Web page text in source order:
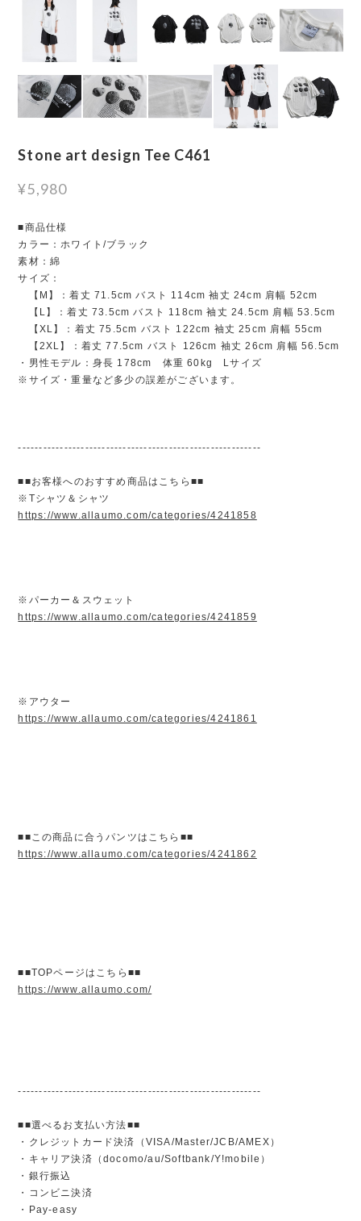
Stone art design Tee C461
¥5,980
■商品仕様
カラー：ホワイト/ブラック
素材：綿
サイズ：
【M】：着丈 71.5cm バスト 114cm 袖丈 24cm 肩幅 52cm
【L】：着丈 73.5cm バスト 118cm 袖丈 24.5cm 肩幅 53.5cm
【XL】：着丈 75.5cm バスト 122cm 袖丈 25cm 肩幅 55cm
【2XL】：着丈 77.5cm バスト 126cm 袖丈 26cm 肩幅 56.5cm
・男性モデル：身長 178cm 体重 60kg Lサイズ
※サイズ・重量など多少の誤差がございます。
----------------------------------------------------------
■■お客様へのおすすめ商品はこちら■■
※Tシャツ＆シャツ
https://www.allaumo.com/categories/4241858
※パーカー＆スウェット
https://www.allaumo.com/categories/4241859
※アウター
https://www.allaumo.com/categories/4241861
■■この商品に合うパンツはこちら■■
https://www.allaumo.com/categories/4241862
■■TOPページはこちら■■
https://www.allaumo.com/
----------------------------------------------------------
■■選べるお支払い方法■■
・クレジットカード決済（VISA/Master/JCB/AMEX）
・キャリア決済（docomo/au/Softbank/Y!mobile）
・銀行振込
・コンビニ決済
・Pay-easy